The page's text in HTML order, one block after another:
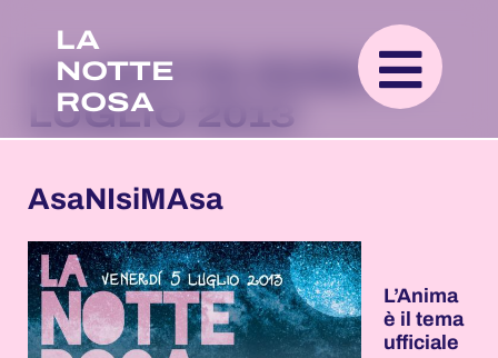
LA
NOTTE
ROSA
LA NOTTE ROSA 5
LUGLIO 2013
AsaNIsiMAsa
L’Anima
è il tema
ufficiale